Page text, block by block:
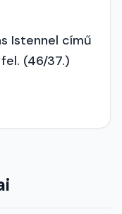
Istennel című
(46/37.)